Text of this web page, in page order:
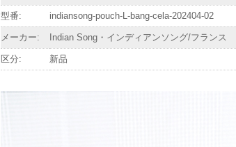
型番: indiansong-pouch-L-bang-cela-202404-02
メーカー: Indian Song・インディアンソング/フランス
区分: 新品